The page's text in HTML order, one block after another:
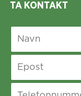
TA KONTAKT